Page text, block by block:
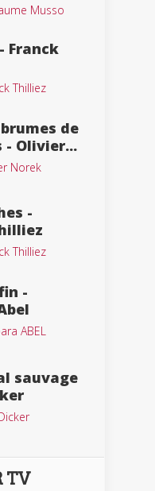
Musso
Franck
Thilliez
de
- Olivier...
Norek
-
Thilliez
-
ABEL
sauvage
TV